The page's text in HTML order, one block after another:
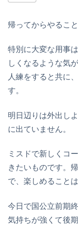
帰ってからやるこ
特別に大変な用事
しくなるような気
人練をすると共に
す。
明日辺りは外出し
に出ていません。
ミスドで新しくコ
きたいものです。
で、楽しめること
今日で国公立前期
気持ちが強くて後